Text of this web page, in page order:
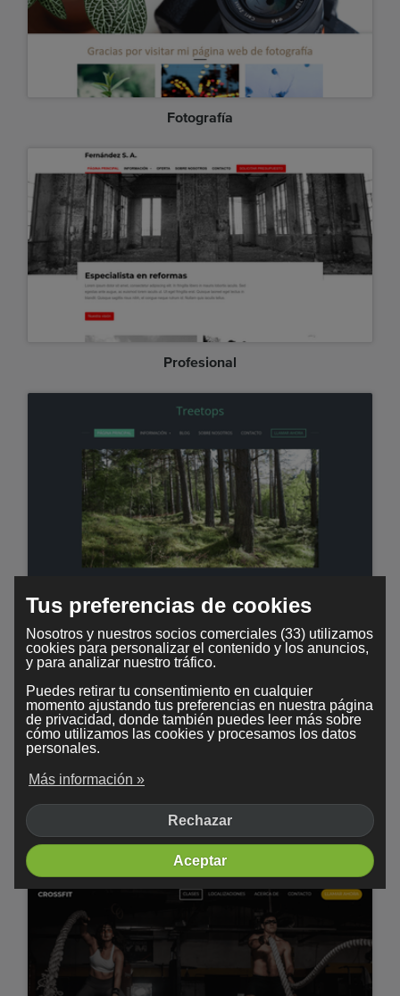
Fotografía
Profesional
Treetops
Minimalista
Tus preferencias de cookies
Nosotros y nuestros socios comerciales (33) utilizamos
cookies para personalizar el contenido y los anuncios,
y para analizar nuestro tráfico.
Puedes retirar tu consentimiento en cualquier
momento ajustando tus preferencias en nuestra página
de privacidad, donde también puedes leer más sobre
cómo utilizamos las cookies y procesamos los datos
personales.
Más información »
Rechazar
Aceptar